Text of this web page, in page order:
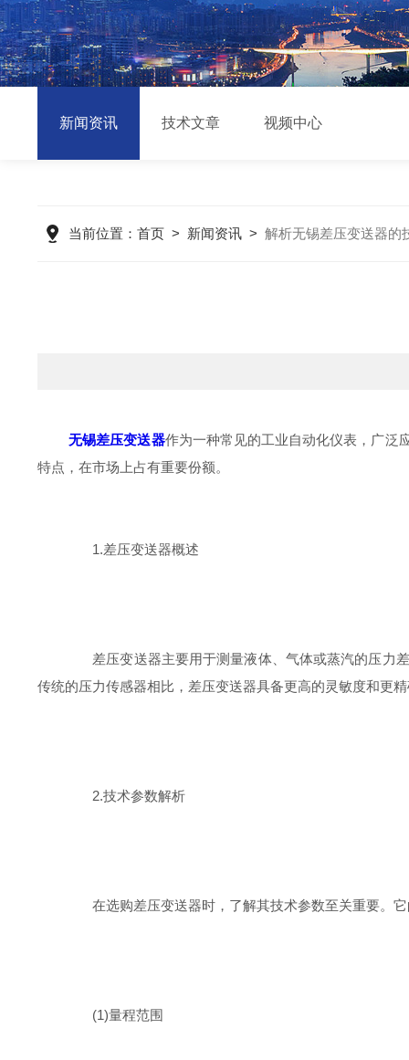
新闻资讯 技术文章 视频中心
当前位置： 首页> 新闻资讯> 解析无锡差压变送器的
无锡差压变送器作为一种常见的工业自动化仪表，广泛
特点，在市场上占有重要份额。
1.差压变送器概述
差压变送器主要用于测量液体、气体或蒸汽的压力差
传统的压力传感器相比，差压变送器具备更高的灵敏度和更
2.技术参数解析
在选购差压变送器时，了解其技术参数至关重要。它
(1)量程范围